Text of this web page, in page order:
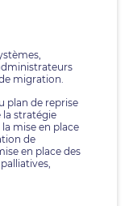
migration.
plan de reprise
la stratégie
mise en place
de
en place des